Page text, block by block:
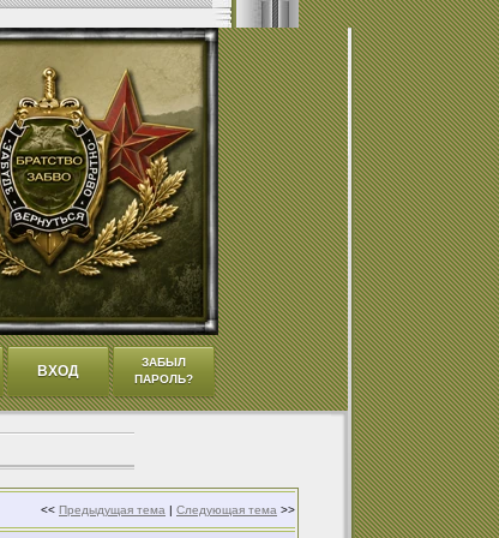
ВХОД
ЗАБЫЛ
ПАРОЛЬ?
<< Предыдущая тема | Следующая тема >>